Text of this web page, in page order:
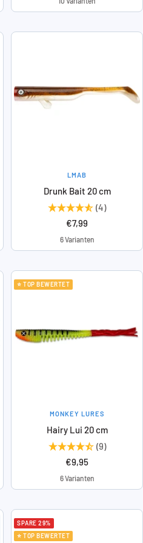
LMAB
Drunk Bait 20 cm
(4)
Angebotspreis
€7,99
6 Varianten
⭐ TOP BEWERTET
MONKEY LURES
Hairy Lui 20 cm
(9)
Angebotspreis
€9,95
6 Varianten
SPARE 29%
⭐ TOP BEWERTET